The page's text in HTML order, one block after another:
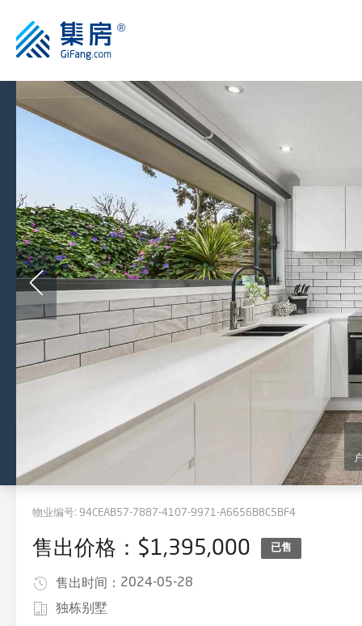
物业编号: 94CEAB57-7887-4107-9971-A6656B8C5BF4
售出价格：$1,395,000 已售
售出时间： 2024-05-28
独栋别墅